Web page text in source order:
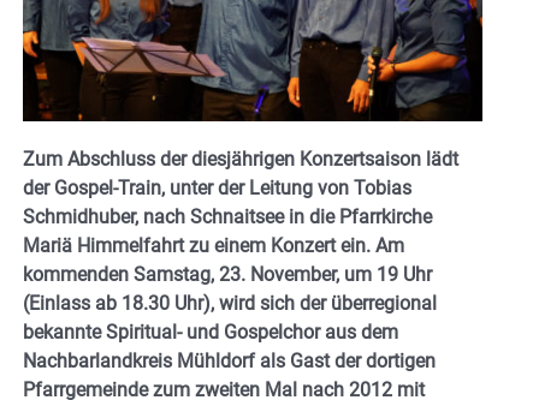
Zum Abschluss der diesjährigen Konzertsaison lädt
der Gospel-Train, unter der Leitung von Tobias
Schmidhuber, nach Schnaitsee in die Pfarrkirche
Mariä Himmelfahrt zu einem Konzert ein. Am
kommenden Samstag, 23. November, um 19 Uhr
(Einlass ab 18.30 Uhr), wird sich der überregional
bekannte Spiritual- und Gospelchor aus dem
Nachbarlandkreis Mühldorf als Gast der dortigen
Pfarrgemeinde zum zweiten Mal nach 2012 mit